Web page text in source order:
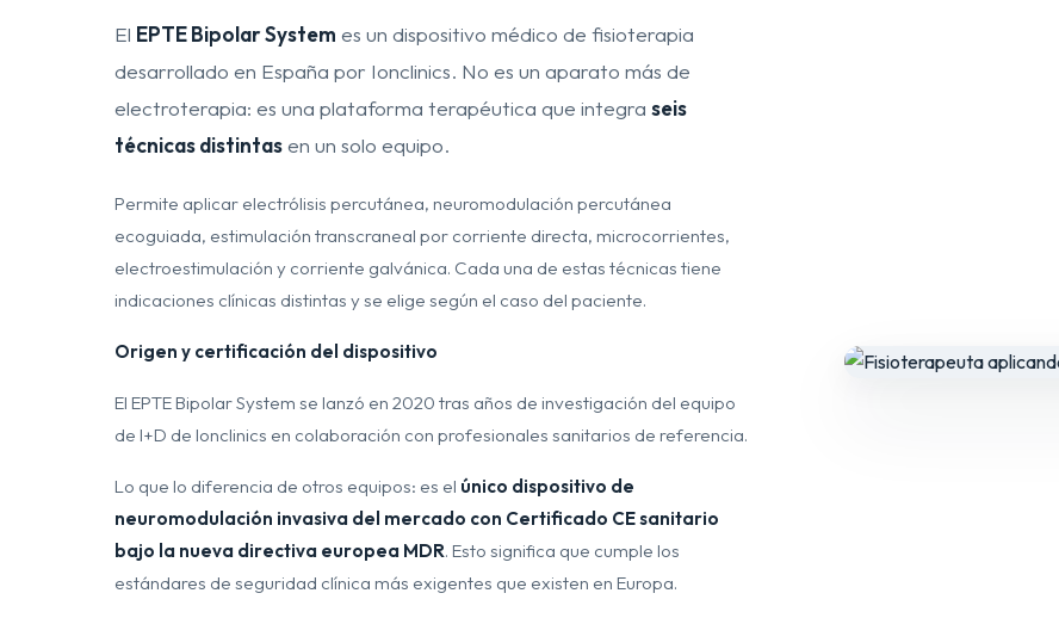
El EPTE Bipolar System es un dispositivo médico de fisioterapia
desarrollado en España por Ionclinics. No es un aparato más de
electroterapia: es una plataforma terapéutica que integra seis
técnicas distintasen un solo equipo.
Permite aplicar electrólisis percutánea, neuromodulación percutánea
ecoguiada, estimulación transcraneal por corriente directa, microcorrientes,
electroestimulación y corriente galvánica. Cada una de estas técnicas tiene
indicaciones clínicas distintas y se elige según el caso del paciente.
Origen y certificación del dispositivo
El EPTE Bipolar System se lanzó en 2020 tras años de investigación del equipo
de I+D de Ionclinics en colaboración con profesionales sanitarios de referencia.
Lo que lo diferencia de otros equipos: es el único dispositivo de
neuromodulación invasiva del mercado con Certificado CE sanitario
bajo la nueva directiva europea MDR. Esto significa que cumple los
estándares de seguridad clínica más exigentes que existen en Europa.